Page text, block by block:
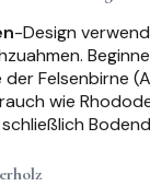
-Design
Felsenbirne
wie